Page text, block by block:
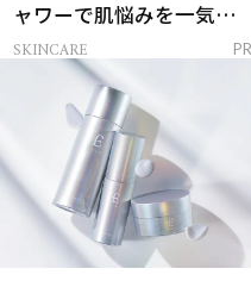
ャワーで肌悩みを一気に
解決
SKINCARE PR